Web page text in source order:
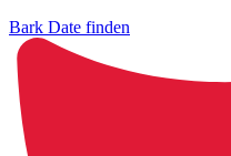
Bark Date finden